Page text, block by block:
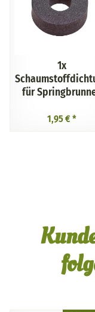
1x
für
1,95 € *